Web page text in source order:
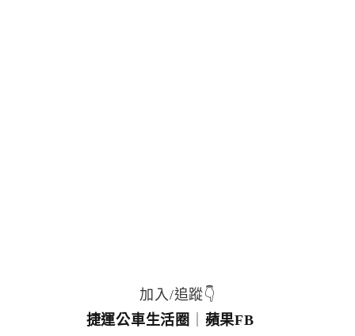
加入/追蹤👇
捷運公車生活圈
蘋果FB